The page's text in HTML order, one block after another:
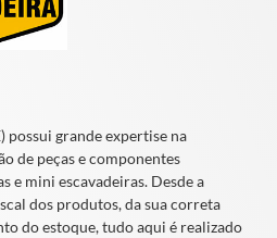
possui grande expertise na
de peças e componentes
e mini escavadeiras. Desde a
dos produtos, da sua correta
do estoque, tudo aqui é realizado